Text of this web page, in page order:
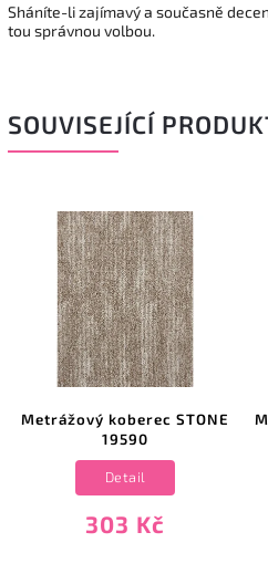
Sháníte-li zajímavý a současně
tou správnou volbou.
SOUVISEJÍCÍ
Metrážový koberec STONE
19590
303 Kč
Detail